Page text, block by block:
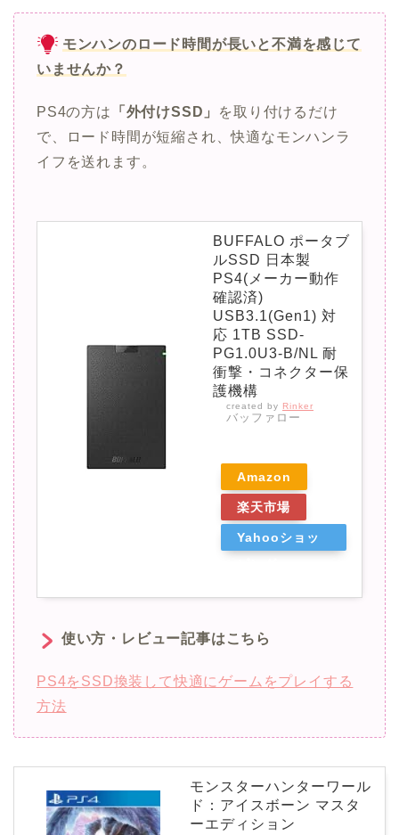
モンハンのロード時間が長いと不満を感じて
いませんか？
PS4の方は 「外付けSSD」
を取り付けるだけ
で、ロード時間が短縮され、快適なモンハンラ
イフを送れます。
BUFFALO ポータブ
ルSSD 日本製
PS4(メーカー動作
確認済)
USB3.1(Gen1) 対
応 1TB SSD-
PG1.0U3-B/NL 耐
衝撃・コネクター保
護機構
created by Rinker
バッファロー
Amazon
楽天市場
Yahooショッ
使い方・レビュー記事はこちら
PS4をSSD換装して快適にゲームをプレイする
方法
モンスターハンターワール
ド：アイスボーン マスタ
ーエディション